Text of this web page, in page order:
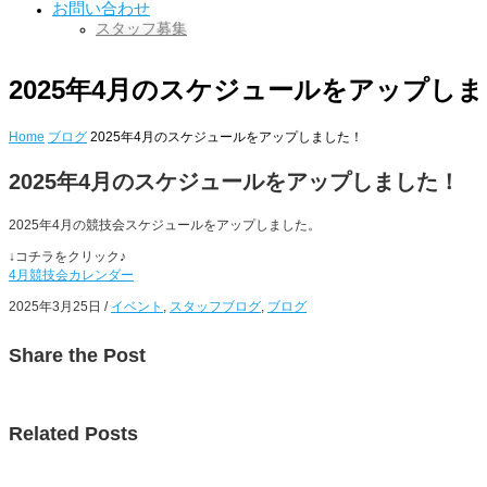
お問い合わせ
スタッフ募集
2025年4月のスケジュールをアップし
Home ブログ 2025年4月のスケジュールをアップしました！
2025年4月のスケジュールをアップしました！
2025年4月の競技会スケジュールをアップしました。
↓コチラをクリック♪
4月競技会カレンダー
2025年3月25日 / イベント , スタッフブログ, ブログ
Share the Post
Related Posts